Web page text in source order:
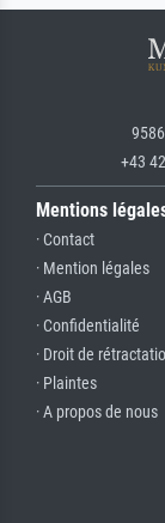
+43
Mentions
· Contact
· Mention légales
· AGB
· Confidentialité
· Droit de
· Plaintes
· A propos de nous